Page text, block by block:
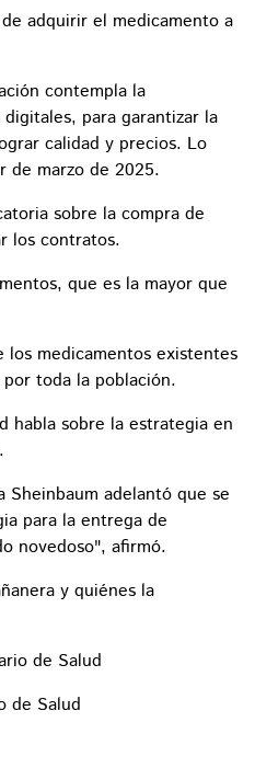
adquirir el medicamento a
contempla la
para garantizar la
calidad y precios. Lo
de marzo de 2025.
sobre la compra de
los contratos.
que es la mayor que
los medicamentos existentes
toda la población.
habla sobre la estrategia en
Sheinbaum adelantó que se
para la entrega de
novedoso", afirmó.
y quiénes la
de Salud
de Salud